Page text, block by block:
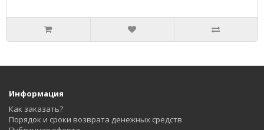
Информация
Как заказать?
Порядок и сроки возврата денежных средств